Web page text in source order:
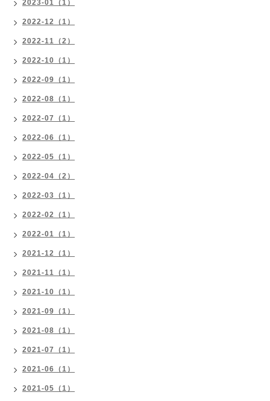
2023-01（1）
2022-12（1）
2022-11（2）
2022-10（1）
2022-09（1）
2022-08（1）
2022-07（1）
2022-06（1）
2022-05（1）
2022-04（2）
2022-03（1）
2022-02（1）
2022-01（1）
2021-12（1）
2021-11（1）
2021-10（1）
2021-09（1）
2021-08（1）
2021-07（1）
2021-06（1）
2021-05（1）